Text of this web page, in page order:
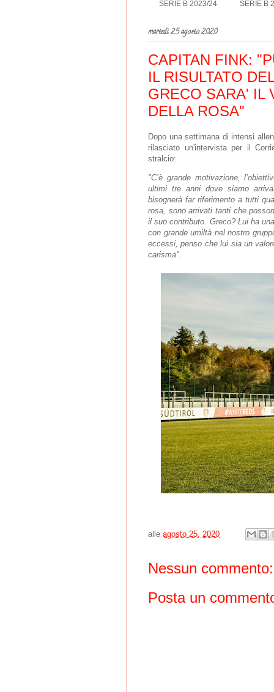
SERIE B 2023/24 SERIE B
martedì 25 agosto 2020
CAPITAN FINK:
IL RISULTATO
GRECO SARA' IL
DELLA ROSA"
Dopo una settimana di intensi
rilasciato un'intervista per il
stralcio:
"C’è grande motivazione,
ultimi tre anni dove siamo
bisognerà far riferimento a tutti
rosa, sono arrivati tanti che
il suo contributo. Greco? Lui ha
con grande umiltà nel nostro
eccessi, penso che lui sia un
carisma".
alle agosto 25, 2020
Nessun commento:
Posta un